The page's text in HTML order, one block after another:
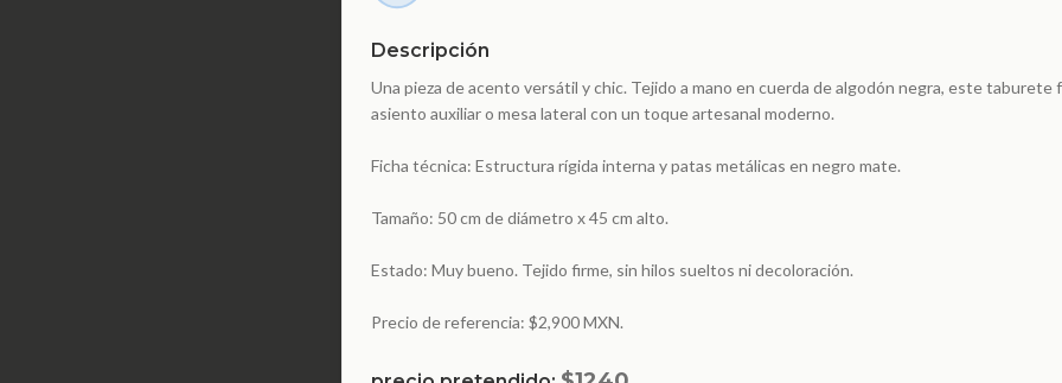
Descripción
Una pieza de acento versátil y chic. Tejido a mano en cuerda de algodón negra, este taburete
asiento auxiliar o mesa lateral con un toque artesanal moderno.
Ficha técnica: Estructura rígida interna y patas metálicas en negro mate.
Tamaño: 50 cm de diámetro x 45 cm alto.
Estado: Muy bueno. Tejido firme, sin hilos sueltos ni decoloración.
Precio de referencia: $2,900 MXN.